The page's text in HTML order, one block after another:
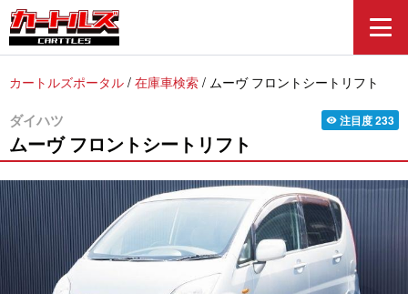
カートルズポータル / 在庫車検索 / ムーヴ フロントシートリフト
ダイハツ
ムーヴ フロントシートリフト
visibility 注目度233